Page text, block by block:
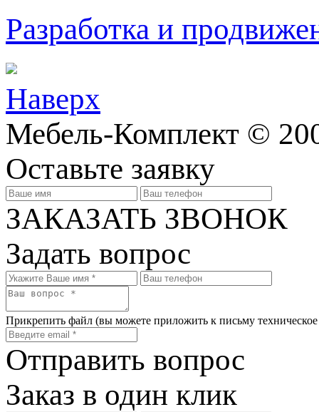
Разработка и
Наверх
Мебель-Комплект ©
Оставьте заявку
ЗАКАЗАТЬ ЗВОНОК
Задать вопрос
Прикрепить файл (вы можете приложить к письму
Отправить вопрос
Заказ в один клик